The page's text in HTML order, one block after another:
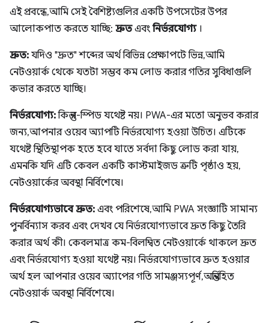
এই প্রবন্ধে, আমি সেই বৈশিষ্ট্যগুলির একটি উপসেটের উপর
আলোকপাত করতে যাচ্ছি: দ্রুতএবংনির্ভরযোগ্য।
দ্রুত: যদিও "দ্রুত" শব্দের অর্থ বিভিন্ন প্রেক্ষাপটে ভিন্ন, আমি
নেটওয়ার্ক থেকে যতটা সম্ভব কম লোড করার গতির সুবিধাগুলি
কভার করতে যাচ্ছি।
নির্ভরযোগ্য:কিন্তু র-স্পিড যথেষ্ট নয়। PWA-এর মতো অনুভব করার
জন্য, আপনার ওয়েব অ্যাপটি নির্ভরযোগ্য হওয়া উচিত। এটিকে
যথেষ্ট স্থিতিস্থাপক হতে হবে যাতে সর্বদা কিছু লোড করা যায়,
এমনকি যদি এটি কেবল একটি কাস্টমাইজড ত্রুটি পৃষ্ঠাও হয়,
নেটওয়ার্কের অবস্থা নির্বিশেষে।
নির্ভরযোগ্যভাবে দ্রুত: এবং পরিশেষে, আমি PWA সংজ্ঞাটি সামান্য
পুনর্বিন্যাস করব এবং দেখব যে নির্ভরযোগ্যভাবে দ্রুত কিছু তৈরি
করার অর্থ কী। কেবলমাত্র কম-বিলম্বিত নেটওয়ার্কে থাকলে দ্রুত
এবং নির্ভরযোগ্য হওয়া যথেষ্ট নয়। নির্ভরযোগ্যভাবে দ্রুত হওয়ার
অর্থ হল আপনার ওয়েব অ্যাপের গতি সামঞ্জস্যপূর্ণ, অন্তর্নিহিত
নেটওয়ার্ক অবস্থা নির্বিশেষে।